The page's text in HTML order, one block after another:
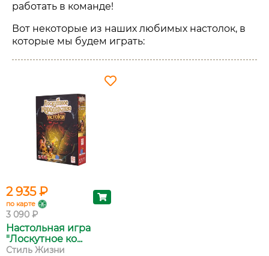
работать в команде!
Вот некоторые из наших любимых настолок, в
которые мы будем играть:
2 935 ₽
по карте
3 090 ₽
Настольная игра
"Лоскутное ко...
Стиль Жизни